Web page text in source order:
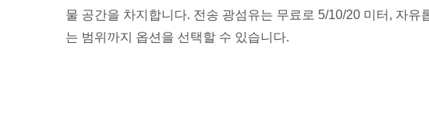
물 공간을 차지합니다. 전송 광섬유는 무료로 5/10/20 미터, 자유
는 범위까지 옵션을 선택할 수 있습니다.